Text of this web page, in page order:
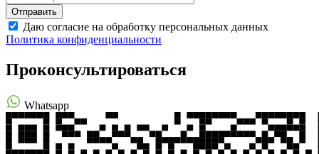
Даю согласие на обработку персональных данных
Политика конфиденциальности
Проконсультироваться
Whatsapp